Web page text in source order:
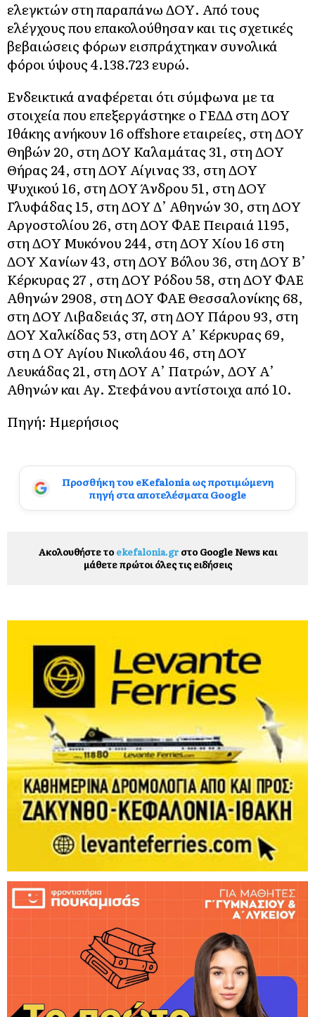
ελεγκτών στη παραπάνω ΔOΥ. Από τους
ελέγχους που επακολούθησαν και τις σχετικές
βεβαιώσεις φόρων εισπράχτηκαν συνολικά
φόροι ύψους 4.138.723 ευρώ.
Ενδεικτικά αναφέρεται ότι σύμφωνα με τα
στοιχεία που επεξεργάστηκε ο ΓΕΔΔ στη ΔOΥ
Ιθάκης ανήκουν 16 offshore εταιρείες, στη ΔOΥ
Θηβών 20, στη ΔOΥ Καλαμάτας 31, στη ΔOΥ
Θήρας 24, στη ΔOΥ Αίγινας 33, στη ΔOΥ
Ψυχικού 16, στη ΔOΥ Άνδρου 51, στη ΔOΥ
Γλυφάδας 15, στη ΔOΥ Δ’ Αθηνών 30, στη ΔOΥ
Αργοστολίου 26, στη ΔOΥ ΦΑΕ Πειραιά 1195,
στη ΔOΥ Μυκόνου 244, στη ΔOΥ Χίου 16 στη
ΔOΥ Χανίων 43, στη ΔOΥ Βόλου 36, στη ΔOΥ Β’
Κέρκυρας 27 , στη ΔOΥ Ρόδου 58, στη ΔOΥ ΦΑΕ
Αθηνών 2908, στη ΔOΥ ΦΑΕ Θεσσαλονίκης 68,
στη ΔOΥ Λιβαδειάς 37, στη ΔOΥ Πάρου 93, στη
ΔOΥ Χαλκίδας 53, στη ΔOΥ Α’ Κέρκυρας 69,
στη Δ OΥ Αγίου Νικολάου 46, στη ΔOΥ
Λευκάδας 21, στη ΔOΥ Α’ Πατρών, ΔOΥ Α’
Αθηνών και Αγ. Στεφάνου αντίστοιχα από 10.
Πηγή: Ημερήσιος
Προσθήκη του eKefalonia ως προτιμώμενη
πηγή στα αποτελέσματα Google
Ακολουθήστε το ekefalonia.grστο Google News και
μάθετε πρώτοι όλες τις ειδήσεις